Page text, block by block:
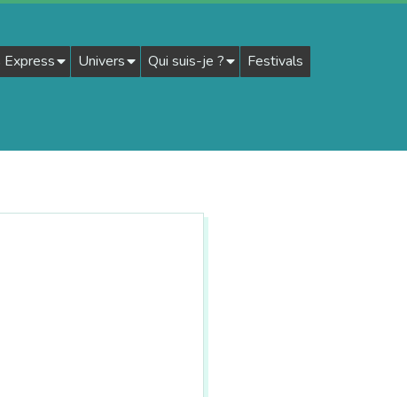
Express Univers Qui suis-je ?
Festivals